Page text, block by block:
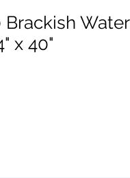
Water
x 40"